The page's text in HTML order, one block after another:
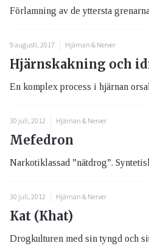
9 augusti, 2017 Hjärnan & Nerver
Hjärnskakning och
30 juli, 2012 Hjärnan & Nerver
Mefedron
30 juli, 2012 Hjärnan & Nerver
Kat (Khat)